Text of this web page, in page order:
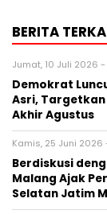
BERITA
Jumat, 10 Juli 2026 -
Demokrat
Asri, Targetkan
Akhir Agustus
Kamis, 25 Juni 2026
Berdiskusi
Malang Ajak
Selatan Jatim